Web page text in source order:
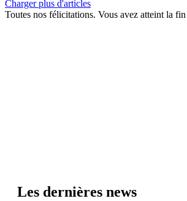
Charger plus d'articles
Toutes nos félicitations. Vous avez atteint la fin
Les dernières news